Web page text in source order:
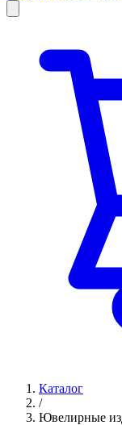
Каталог
/
Ювелирные